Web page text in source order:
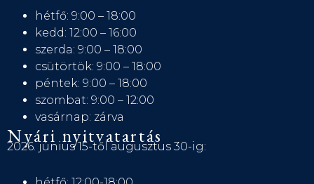
hétfő: 9:00 – 18:00
kedd: 12:00 – 16:00
szerda: 9:00 – 18:00
csütörtök: 9:00 – 18:00
péntek: 9:00 – 18:00
szombat: 9:00 – 12:00
vasárnap: zárva
Nyári nyitvatartás
2026. június 15-től augusztus 30-ig: